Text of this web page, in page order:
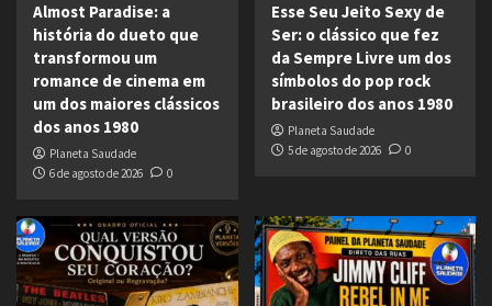
Almost Paradise: a
história do dueto que
transformou um
romance de cinema em
um dos maiores clássicos
dos anos 1980
Planeta Saudade
6 de agosto de 2026
0
Esse Seu Jeito Sexy de
Ser: o clássico que fez
da Sempre Livre um dos
símbolos do pop rock
brasileiro dos anos 1980
Planeta Saudade
5 de agosto de 2026
0